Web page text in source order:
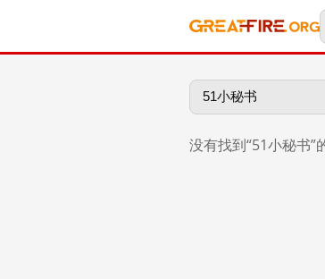
没有找到“51小秘书”